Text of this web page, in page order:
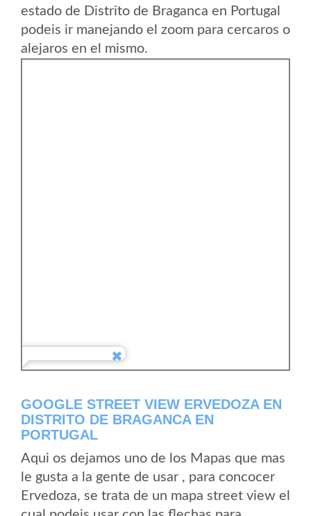
estado de Distrito de Braganca en Portugal
podeis ir manejando el zoom para cercaros o
alejaros en el mismo.
GOOGLE STREET VIEW ERVEDOZA EN
DISTRITO DE BRAGANCA EN
PORTUGAL
Aqui os dejamos uno de los Mapas que mas
le gusta a la gente de usar , para concocer
Ervedoza, se trata de un mapa street view el